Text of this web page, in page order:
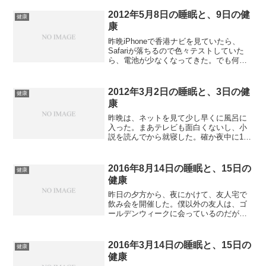
健康
2012年5月8日の睡眠と、9日の健
康
昨晩iPhoneで香港ナビを見ていたら、
Safariが落ちるので色々テストしていた
ら、電池が少なくなってきた。でも何と
は混んでいるようなのでアップデートし
な...
健康
2012年3月2日の睡眠と、3日の健
康
昨晩は、ネットを見て少し早くに風呂に
入った。まあテレビも面白くないし、小
説を読んでから就寝した。確か夜中に1回
が、また寝ていたら9時になってしまっ
た。久しぶりの天気で...
健康
2016年8月14日の睡眠と、15日の
健康
昨日の夕方から、夜にかけて、友人宅で
飲み会を開催した。僕以外の友人は、ゴ
ールデンウィークに会っているのだが、
なり酔った。その飲み会で、友人たちが
LINEをiPhoneに...
健康
2016年3月14日の睡眠と、15日の
健康